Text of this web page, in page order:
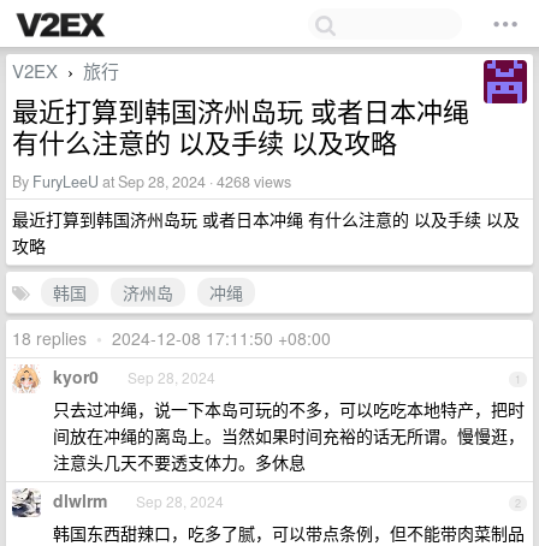
V2EX › 旅行
最近打算到韩国济州岛玩 或者日本冲绳
有什么注意的 以及手续 以及攻略
By FuryLeeU at Sep 28, 2024 · 4268 views
最近打算到韩国济州岛玩 或者日本冲绳 有什么注意的 以及手续 以及
攻略
韩国
济州岛
冲绳
18 replies • 2024-12-08 17:11:50 +08:00
1
kyor0 Sep 28, 2024
只去过冲绳，说一下本岛可玩的不多，可以吃吃本地特产，把时
间放在冲绳的离岛上。当然如果时间充裕的话无所谓。慢慢逛，
注意头几天不要透支体力。多休息
2
dlwlrm Sep 28, 2024
韩国东西甜辣口，吃多了腻，可以带点条例，但不能带肉菜制品